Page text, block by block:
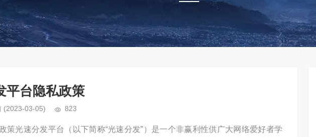
平台隐私政策
(2023-03-05) 823
策光速分发平台（以下简称“光速分发”）是一个非赢利性供广大网络爱好者学